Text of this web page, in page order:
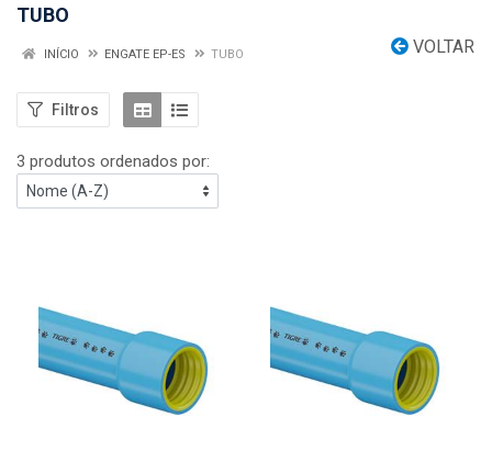
TUBO
VOLTAR
INÍCIO ENGATE EP-ES TUBO
Filtros
3 produtos ordenados por: